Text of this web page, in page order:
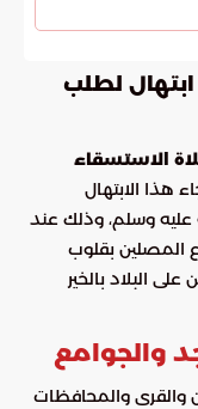
ابتهال لطلب
الاستسقاء
هذا الابتهال
عليه وسلم، وذلك عند
المصلين بقلوب
البلاد بالخير
والجوامع
والمحافظات